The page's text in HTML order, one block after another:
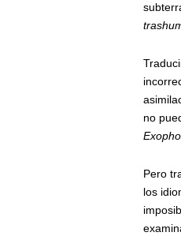
no
Pero
los